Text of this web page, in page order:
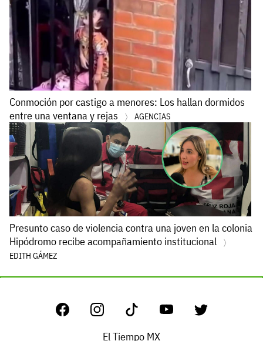
Conmoción por castigo a menores: Los hallan dormidos
entre una ventana y rejas
AGENCIAS
Presunto caso de violencia contra una joven en la colonia
Hipódromo recibe acompañamiento institucional
EDITH GÁMEZ
El Tiempo MX